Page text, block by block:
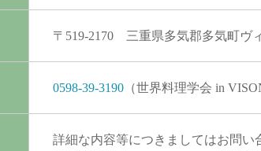
〒519-2170 三重県多気郡多気町ヴ
0598-39-3190 （世界料理学会 in
詳細な内容等につきましてはお問い